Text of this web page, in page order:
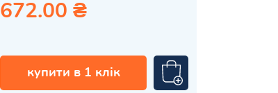
672.00 ₴
купити в 1 клік